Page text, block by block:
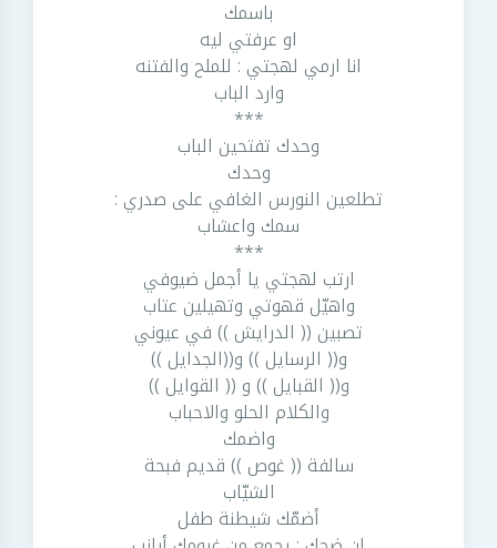
باسمك
او عرفتي ليه
انا ارمي لهجتي : للملح والفتنه
وارد الباب
***
وحدك تفتحين الباب
وحدك
تطلعين النورس الغافي على صدري :
سمك واعشاب
***
ارتب لهجتي يا أجمل ضيوفي
واهيّل قهوتي وتهيلين عتاب
تصبين (( الدرايش )) في عيوني
و(( الرسايل )) و((الجدايل ))
و(( القبايل )) و (( القوايل ))
والكلام الحلو والاحباب
واضمك
سالفة (( غوص )) قديم فبحة
الشيّاب
أضمّك شيطنة طفل